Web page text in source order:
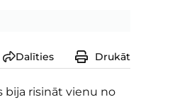
Dalīties Drukāt
bija risināt vienu no